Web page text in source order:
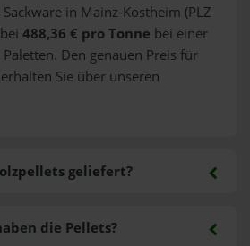
in Mainz-Kostheim (PLZ
488,36 € pro Tonne bei einer
Den genauen Preis für
Sie über unseren
geliefert?
die Pellets?